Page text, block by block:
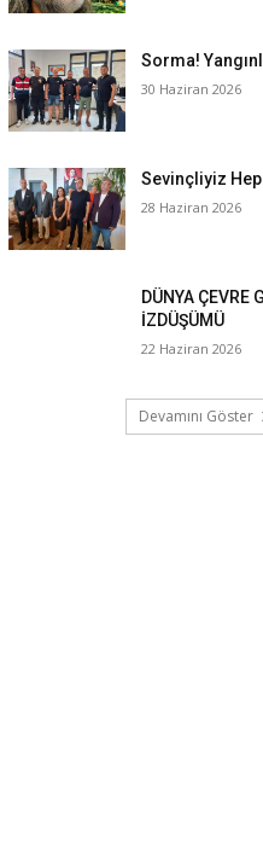
Sorma!
30 Haziran 2026
Sevinçliyiz
28 Haziran 2026
DÜNYA ÇEVRE
İZDÜŞÜMÜ
22 Haziran 2026
Devamını Göster